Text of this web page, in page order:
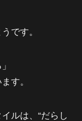
です。
す。
ルは、“だらし